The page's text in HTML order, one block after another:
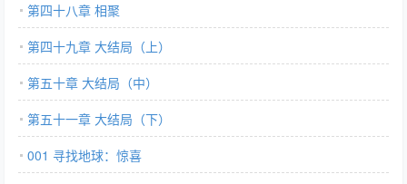
第四十八章 相聚
第四十九章 大结局（上）
第五十章 大结局（中）
第五十一章 大结局（下）
001 寻找地球：惊喜